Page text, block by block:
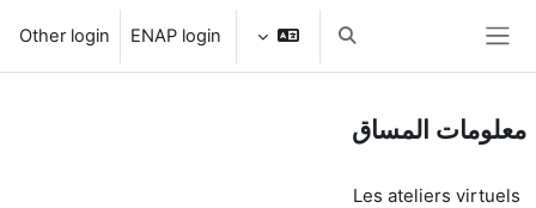
تبديل إدخال البحث ENAP login
Other login
معلومات المساق
Les ateliers virtuels